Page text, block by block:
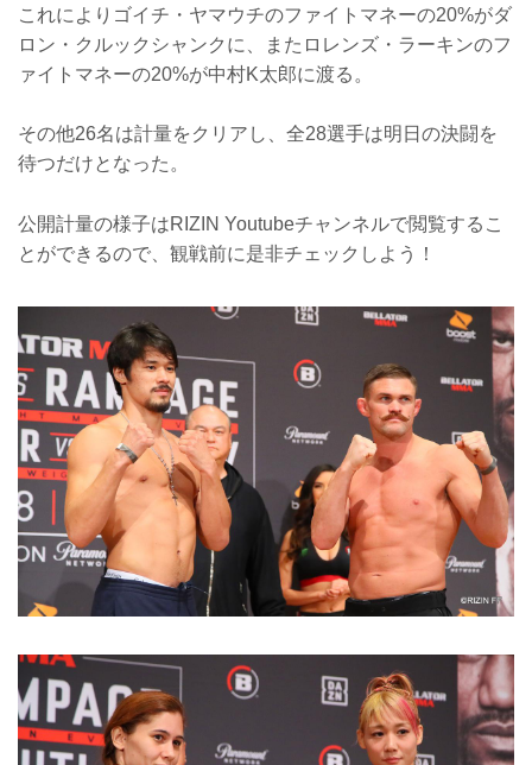
これによりゴイチ・ヤマウチのファイトマネーの20%がダ
ロン・クルックシャンクに、またロレンズ・ラーキンのフ
ァイトマネーの20%が中村K太郎に渡る。
その他26名は計量をクリアし、全28選手は明日の決闘を
待つだけとなった。
公開計量の様子はRIZIN Youtubeチャンネルで閲覧するこ
とができるので、観戦前に是非チェックしよう！